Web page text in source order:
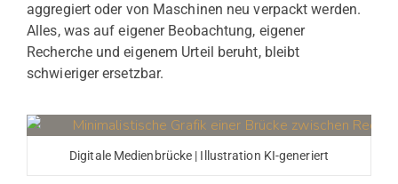
aggregiert oder von Maschinen neu verpackt werden.
Alles, was auf eigener Beobachtung, eigener
Recherche und eigenem Urteil beruht, bleibt
schwieriger ersetzbar.
Digitale Medienbrücke | Illustration KI-generiert